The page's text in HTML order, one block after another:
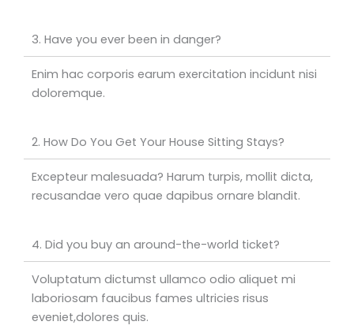
3. Have you ever been in danger?
Enim hac corporis earum exercitation incidunt nisi
doloremque.
2. How Do You Get Your House Sitting Stays?
Excepteur malesuada? Harum turpis, mollit dicta,
recusandae vero quae dapibus ornare blandit.
4. Did you buy an around-the-world ticket?
Voluptatum dictumst ullamco odio aliquet mi
laboriosam faucibus fames ultricies risus
eveniet,dolores quis.